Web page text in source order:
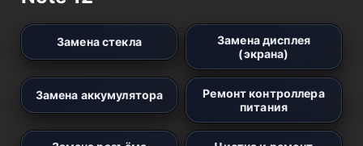
Замена стекла
Замена дисплея
(экрана)
Замена аккумулятора
Ремонт контроллера
питания